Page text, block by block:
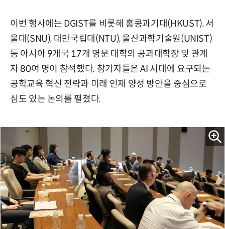
이번 행사에는 DGIST를 비롯해 홍콩과기대(HKUST), 서
울대(SNU), 대만국립대(NTU), 울산과학기술원(UNIST)
등 아시아 9개국 17개 명문 대학의 공과대학장 및 관계
자 80여 명이 참석했다. 참가자들은 AI 시대에 요구되는
공학교육 혁신 전략과 미래 인재 양성 방안을 중심으로
심도 있는 논의를 펼쳤다.